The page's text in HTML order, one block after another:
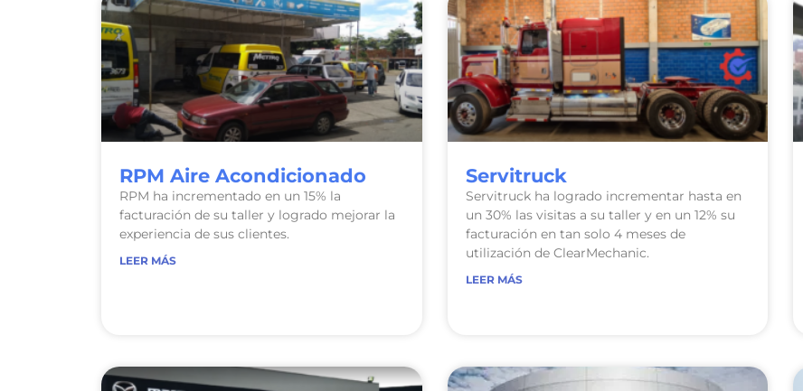
RPM Aire Acondicionado
RPM ha incrementado en un 15% la
facturación de su taller y logrado mejorar la
experiencia de sus clientes.
LEER MÁS
Servitruck
Servitruck ha logrado incrementar hasta en
un 30% las visitas a su taller y en un 12% su
facturación en tan solo 4 meses de
utilización de ClearMechanic.
LEER MÁS